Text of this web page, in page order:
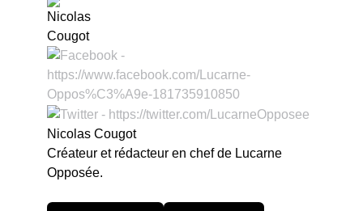
Nicolas Cougot
Créateur et rédacteur en chef de Lucarne
Opposée.